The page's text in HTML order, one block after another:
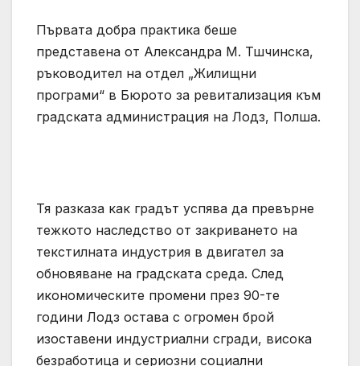
Първата добра практика беше
представена от Александра М. Тшчинска,
ръководител на отдел „Жилищни
програми“ в Бюрото за ревитализация към
градската администрация на Лодз, Полша.
Тя разказа как градът успява да превърне
тежкото наследство от закриването на
текстилната индустрия в двигател за
обновяване на градската среда. След
икономическите промени през 90-те
години Лодз остава с огромен брой
изоставени индустриални сгради, висока
безработица и сериозни социални